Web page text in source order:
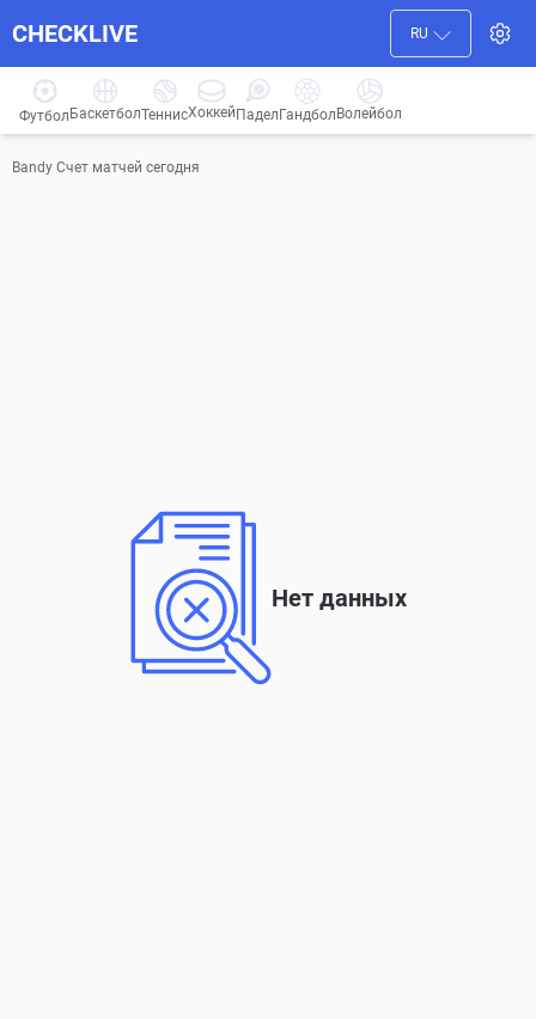
CHECKLIVE RU
Футбол БаскетболТеннисХоккей ПаделГандбол Волейбол
Bandy Счет матчей сегодня
Нет данных